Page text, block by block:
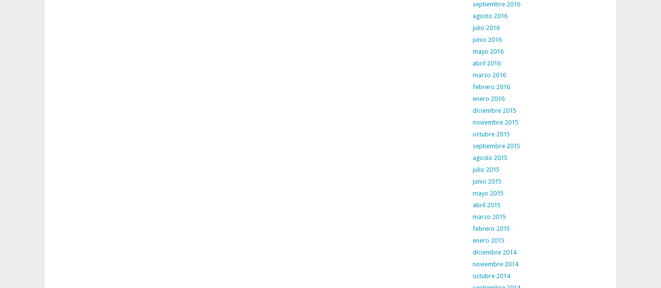
septiembre 2016
agosto 2016
julio 2016
junio 2016
mayo 2016
abril 2016
marzo 2016
febrero 2016
enero 2016
diciembre 2015
noviembre 2015
octubre 2015
septiembre 2015
agosto 2015
julio 2015
junio 2015
mayo 2015
abril 2015
marzo 2015
febrero 2015
enero 2015
diciembre 2014
noviembre 2014
octubre 2014